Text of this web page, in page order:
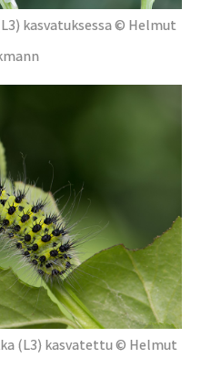
kasvatuksessa © Helmut
(L3) kasvatettu © Helmut